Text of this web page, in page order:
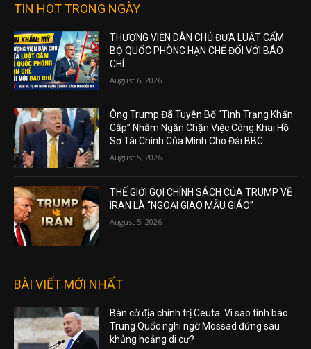
TIN HOT TRONG NGÀY
THƯỢNG VIỆN DÂN CHỦ ĐƯA LUẬT CẤM
BỘ QUỐC PHÒNG HẠN CHẾ ĐỐI VỚI BÁO
CHÍ
August 6, 2026
Ông Trump Đã Tuyên Bố “Tình Trạng Khẩn
Cấp” Nhằm Ngăn Chặn Việc Công Khai Hồ
Sơ Tài Chính Của Mình Cho Đài BBC
August 5, 2026
THẾ GIỚI GỌI CHÍNH SÁCH CỦA TRUMP VỀ
IRAN LÀ “NGOẠI GIAO MẪU GIÁO”
August 5, 2026
BÀI VIẾT MỚI NHẤT
Bàn cờ địa chính trị Ceuta: Vì sao tình báo
Trung Quốc nghi ngờ Mossad đứng sau
khủng hoảng di cư?